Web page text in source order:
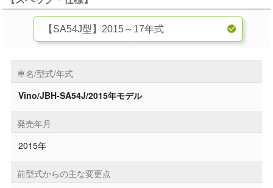
車名/型式/年式
Vino/JBH-SA54J/2015年モデル
発売年月
2015年
前型式からの主な変更点